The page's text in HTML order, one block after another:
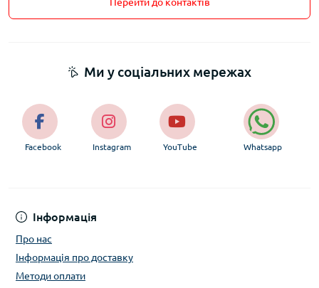
Інформація
Про нас
Інформація про доставку
Методи оплати
Ми у соціальних мережах
Facebook Instagram YouTube Whatsapp